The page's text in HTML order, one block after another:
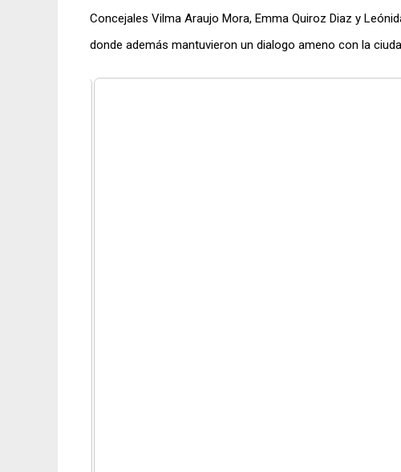
Concejales Vilma Araujo Mora, Emma Quiroz Diaz y
donde además mantuvieron un dialogo ameno con la